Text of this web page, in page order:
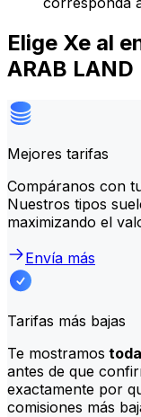
Elige Xe al
ARAB LAND
Mejores tarifas
Compáranos con
Nuestros tipos
maximizando el
Envía más
Tarifas más bajas
Te mostramos
antes de que
exactamente por
comisiones más